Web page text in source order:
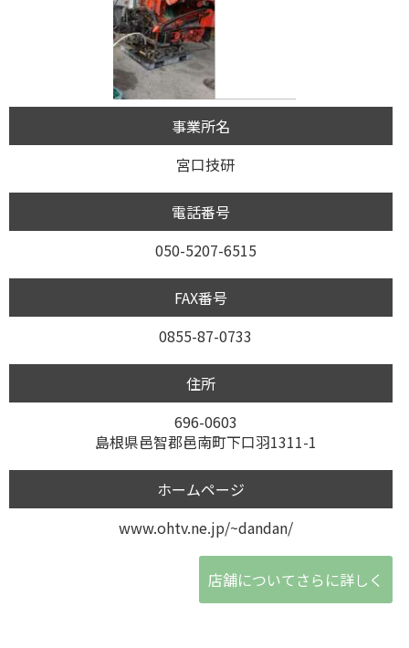
事業所名
宮口技研
電話番号
050-5207-6515
FAX番号
0855-87-0733
住所
696-0603
島根県邑智郡邑南町下口羽1311-1
ホームページ
www.ohtv.ne.jp/~dandan/
店舗についてさらに詳しく